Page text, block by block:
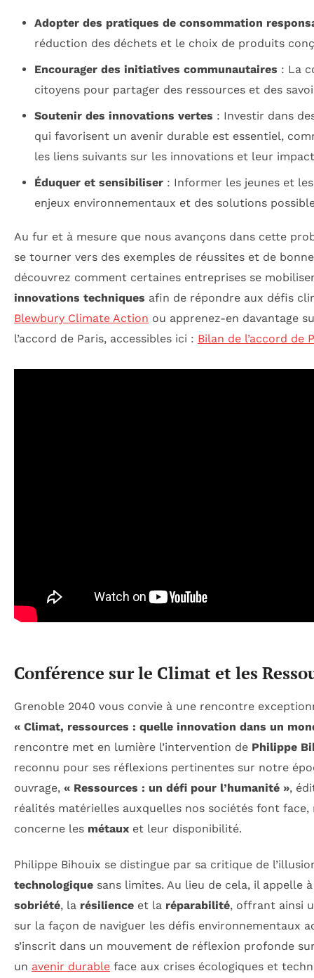
Adopter des pratiques de consommation
réduction des déchets et le choix de produits
Encourager des initiatives communautaires : La
citoyens pour partager des ressources et des
Soutenir des innovations vertes : Investir dans
qui favorisent un avenir durable est essentiel,
les liens suivants sur les innovations et leur
Éduquer et sensibiliser: Informer les jeunes et
enjeux environnementaux et des solutions
Au fur et à mesure que nous avançons dans cette
se tourner vers des exemples de réussites et de
découvrez comment certaines entreprises se
innovations techniques afin de répondre aux défis
Blewbury Climate Action ou apprenez-en davantage
l’accord de Paris, accessibles ici : Bilan de l’accord de
Conférence sur le Climat et les
Grenoble 2040 vous convie à une rencontre
« Climat, ressources : quelle innovation dans un
rencontre met en lumière l’intervention de Philippe
reconnu pour ses réflexions pertinentes sur notre
ouvrage, « Ressources : un défi pour l’humanité »,
réalités matérielles auxquelles nos sociétés font
concerne les métaux et leur disponibilité.
Philippe Bihouix se distingue par sa critique de
technologique sans limites. Au lieu de cela, il appelle
sobriété, la résilience et la réparabilité, offrant ainsi
sur la façon de naviguer les défis environnementaux
s’inscrit dans un mouvement de réflexion profonde
un avenir durable face aux crises écologiques et